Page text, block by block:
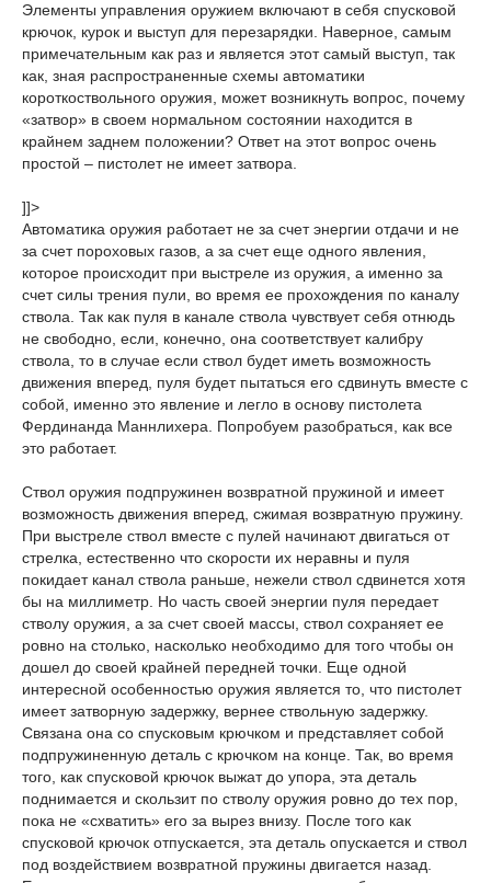
Элементы управления оружием включают в себя спусковой
крючок, курок и выступ для перезарядки. Наверное, самым
примечательным как раз и является этот самый выступ, так
как, зная распространенные схемы автоматики
короткоствольного оружия, может возникнуть вопрос, почему
«затвор» в своем нормальном состоянии находится в
крайнем заднем положении? Ответ на этот вопрос очень
простой – пистолет не имеет затвора.
]]>
Автоматика оружия работает не за счет энергии отдачи и не
за счет пороховых газов, а за счет еще одного явления,
которое происходит при выстреле из оружия, а именно за
счет силы трения пули, во время ее прохождения по каналу
ствола. Так как пуля в канале ствола чувствует себя отнюдь
не свободно, если, конечно, она соответствует калибру
ствола, то в случае если ствол будет иметь возможность
движения вперед, пуля будет пытаться его сдвинуть вместе с
собой, именно это явление и легло в основу пистолета
Фердинанда Маннлихера. Попробуем разобраться, как все
это работает.
Ствол оружия подпружинен возвратной пружиной и имеет
возможность движения вперед, сжимая возвратную пружину.
При выстреле ствол вместе с пулей начинают двигаться от
стрелка, естественно что скорости их неравны и пуля
покидает канал ствола раньше, нежели ствол сдвинется хотя
бы на миллиметр. Но часть своей энергии пуля передает
стволу оружия, а за счет своей массы, ствол сохраняет ее
ровно на столько, насколько необходимо для того чтобы он
дошел до своей крайней передней точки. Еще одной
интересной особенностью оружия является то, что пистолет
имеет затворную задержку, вернее ствольную задержку.
Связана она со спусковым крючком и представляет собой
подпружиненную деталь с крючком на конце. Так, во время
того, как спусковой крючок выжат до упора, эта деталь
поднимается и скользит по стволу оружия ровно до тех пор,
пока не «схватить» его за вырез внизу. После того как
спусковой крючок отпускается, эта деталь опускается и ствол
под воздействием возвратной пружины двигается назад.